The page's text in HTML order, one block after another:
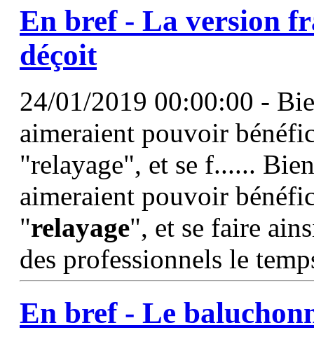
En bref - La version
déçoit
24/01/2019 00:00:00 -
aimeraient pouvoir
"relayage", et se f......
aimeraient pouvoir
"relayage", et se faire
des professionnels le
En bref - Le